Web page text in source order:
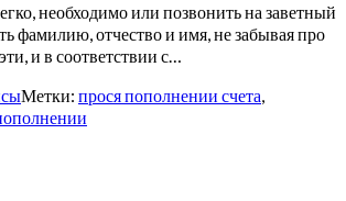
необходимо или позвонить на заветный
фамилию, отчество и имя, не забывая про
и в соответствии с…
Метки: прося пополнении счета,